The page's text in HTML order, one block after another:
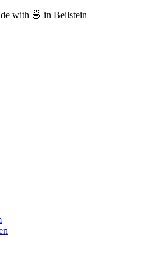
with 🍜 in Beilstein